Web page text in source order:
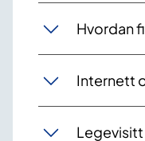
Hvordan
Internett
Legevisitt